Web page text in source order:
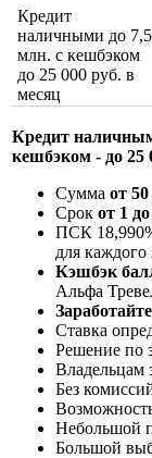
Кредит
наличными до 7,5
млн. с кешбэком
до 25 000 руб. в
месяц
Кредит
кешбэком - до 25
Сумма от
Срок от 1
ПСК
для
Кэшбэк
Альфа
Ставка
Решение по
Владельцам
Без
Небольшой
Большой